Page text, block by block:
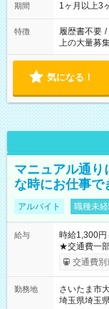
期間 1ヶ月以上3
特徴 履歴書不要 /
上の大量募
気になる！
マニュアル通
な時にお仕事
アルバイト 職種未
給与
時給1,300円
★交通費一部支給 時給1,300円～ ※試験・
※勤務回数
り！】 希
例】 ・河合
×8時間＝日
交通費別
勤務地
さいたま市
埼玉県埼玉